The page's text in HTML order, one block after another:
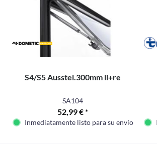
S4/S5 Ausstel.300mm li+re
SA104
52,99 € *
Inmediatamente listo para su envío